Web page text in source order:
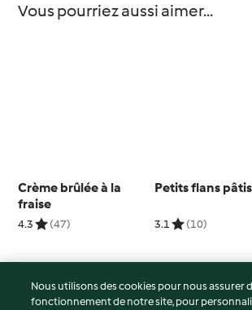
Vous pourriez aussi aimer...
Crème brûlée à la
fraise
4.3 (47)
Petits flans
3.1 (10)
© Copyright 2026
Nous utilisons des cookies pour nous assurer
fonctionnement de notre site, pour